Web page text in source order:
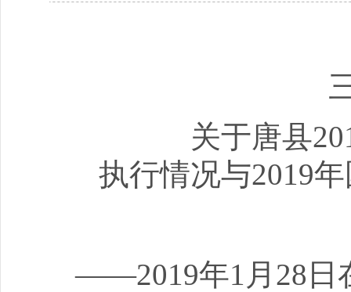
关于唐县
执行情况与2019
——2019年1月28日